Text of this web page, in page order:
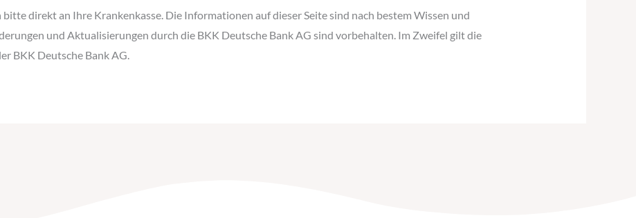
bitte direkt an Ihre Krankenkasse. Die Informationen auf dieser Seite sind nach bestem Wissen und
und Aktualisierungen durch die BKK Deutsche Bank AG sind vorbehalten. Im Zweifel gilt die
BKK Deutsche Bank AG.